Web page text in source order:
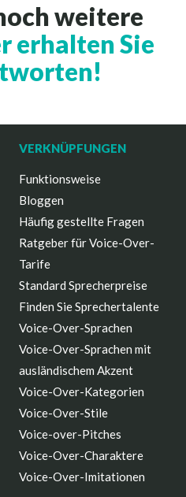
weitere
erhalten Sie
VERKNÜPFUNGEN
Funktionsweise
Bloggen
Häufig gestellte Fragen
Ratgeber für Voice-Over-
Tarife
Standard Sprecherpreise
Finden Sie Sprechertalente
Voice-Over-Sprachen
Voice-Over-Sprachen mit
ausländischem Akzent
Voice-Over-Kategorien
Voice-Over-Stile
Voice-over-Pitches
Voice-Over-Charaktere
Voice-Over-Imitationen